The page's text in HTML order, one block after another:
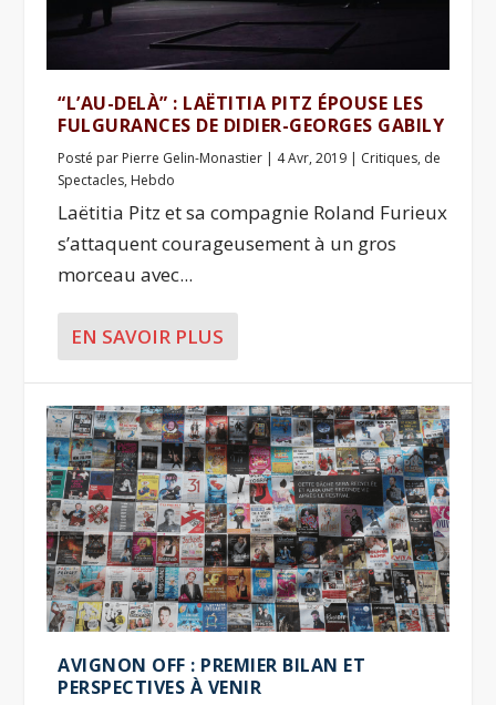
“L’AU-DELÀ” : LAËTITIA PITZ ÉPOUSE LES
FULGURANCES DE DIDIER-GEORGES GABILY
Posté par Pierre Gelin-Monastier | 4 Avr, 2019 | Critiques, de
Spectacles, Hebdo
Laëtitia Pitz et sa compagnie Roland Furieux
s’attaquent courageusement à un gros
morceau avec...
EN SAVOIR PLUS
AVIGNON OFF : PREMIER BILAN ET
PERSPECTIVES À VENIR